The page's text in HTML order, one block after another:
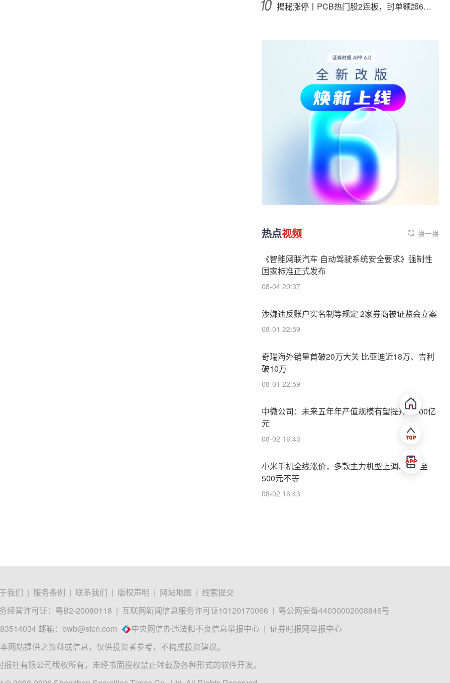
揭秘涨停丨PCB热门股2连板，封单额超6亿元
热点视频 换一换
《智能网联汽车 自动驾驶系统安全要求》强制性
国家标准正式发布
08-04 20:37
涉嫌违反账户实名制等规定 2家券商被证监会立案
08-01 22:59
奇瑞海外销量首破20万大关 比亚迪近18万、吉利
破10万
08-01 22:59
中微公司：未来五年年产值规模有望提升至700亿
元
08-02 16:43
小米手机全线涨价，多款主力机型上调300元至
500元不等
08-02 16:43
我们 | 服务条例 | 联系我们 | 版权声明 | 网站地图 | 线索提交
经营许可证：粤B2-20080118 | 互联网新闻信息服务许可证10120170066 | 粤公网安备44030002008846号
邮箱： bwb@stcn.com 中央网信办违法和不良信息举报中心 | 证券时报网举报中心
本网站提供之资料或信息，仅供投资者参考，不构成投资建议。
报社有限公司版权所有，未经书面授权禁止转载及各种形式的软件开发。